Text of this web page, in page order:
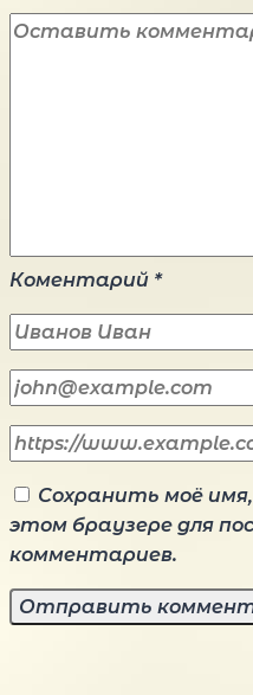
Коментарий *
Сохранить моё
этом браузере для
комментариев.